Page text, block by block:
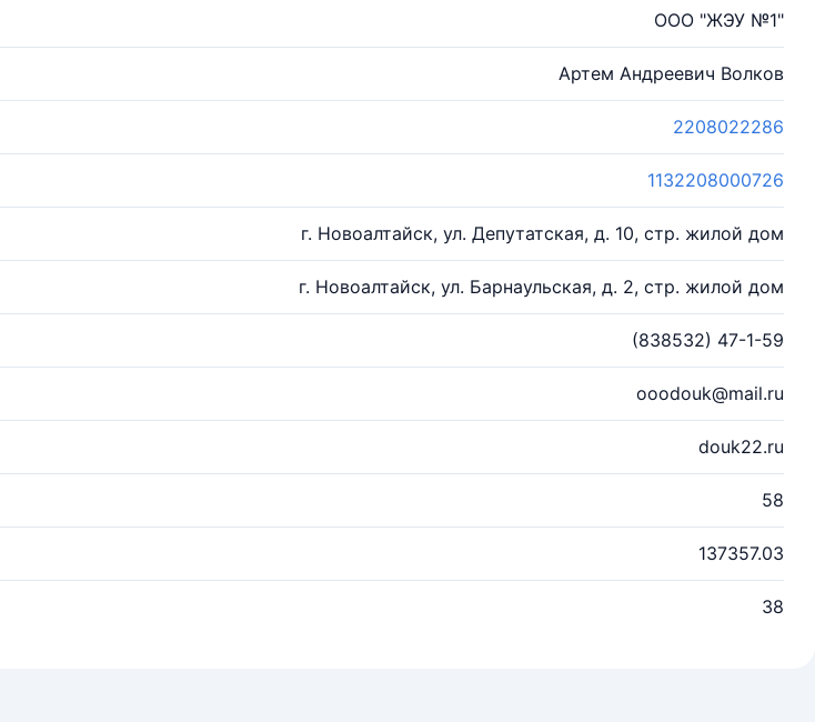
ООО "ЖЭУ №1"
Артем Андреевич Волков
2208022286
1132208000726
г. Новоалтайск, ул. Депутатская, д. 10, стр. жилой дом
г. Новоалтайск, ул. Барнаульская, д. 2, стр. жилой дом
(838532) 47-1-59
ooodouk@mail.ru
douk22.ru
58
137357.03
38